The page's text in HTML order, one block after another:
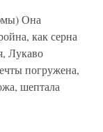
Она
как серна
Лукаво
погружена,
шептала